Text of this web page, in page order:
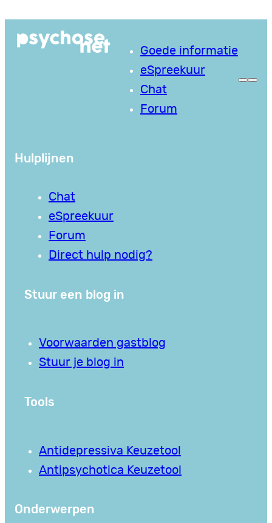
naar
Goede informatie
eSpreekuur
Chat
Forum
Hulplijnen
Chat
eSpreekuur
Forum
Direct hulp nodig?
Stuur een blog in
Voorwaarden gastblog
Stuur je blog in
Tools
Antidepressiva Keuzetool
Antipsychotica Keuzetool
Onderwerpen